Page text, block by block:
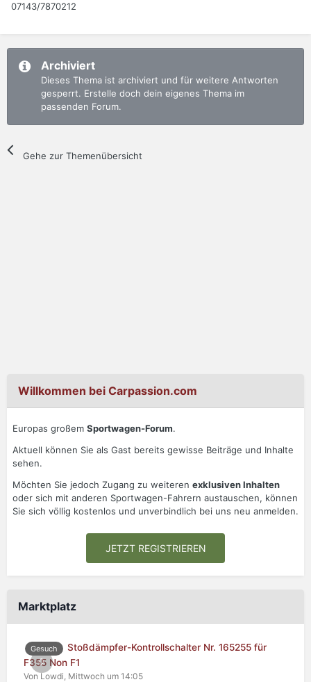
07143/7870212
Archiviert
Dieses Thema ist archiviert und für weitere Antworten
gesperrt. Erstelle doch dein eigenes Thema im
passenden Forum.
Gehe zur Themenübersicht
Willkommen bei Carpassion.com
Europas großem Sportwagen-Forum.
Aktuell können Sie als Gast bereits gewisse Beiträge und Inhalte
sehen.
Möchten Sie jedoch Zugang zu weiteren exklusiven Inhalten
oder sich mit anderen Sportwagen-Fahrern austauschen, können
Sie sich völlig kostenlos und unverbindlich bei uns neu anmelden.
JETZT REGISTRIEREN
Marktplatz
0
Gesuch
Stoßdämpfer-Kontrollschalter Nr. 165255 für
F355 Non F1
Von Lowdi, Mittwoch um 14:05